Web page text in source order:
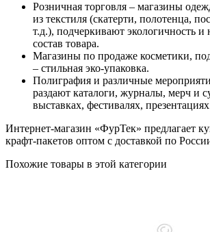
Розничная торговля – магазины
из текстиля (скатерти, полотенца,
т.д.), подчеркивают экологичность и
состав товара.
Магазины по продаже косметики,
– стильная эко-упаковка.
Полиграфия и различные
раздают каталоги, журналы, мерч и
выставках, фестивалях,
Интернет-магазин «ФурТек» предлагает
крафт-пакетов оптом с доставкой по
Похожие товары в этой категории